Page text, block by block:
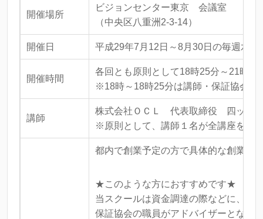
開催場所
ビジョンセンター東京 会議室
（中央区八重洲2-3-14）
開催日 平成29年7月12日～8月30日の毎週水曜
開催時間
各回とも原則として18時25分～21時00
※18時～18時25分は講師・保証協会職
講師
株式会社ＯＣＬ 代表取締役 四ッ柳
※原則として、講師１名が全講座を通
都内で創業予定の方で具体的な創業プ
★このような方におすすめです★
当スクールは資金調達の際などに、人
保証協会の職員がアドバイザーとなっ